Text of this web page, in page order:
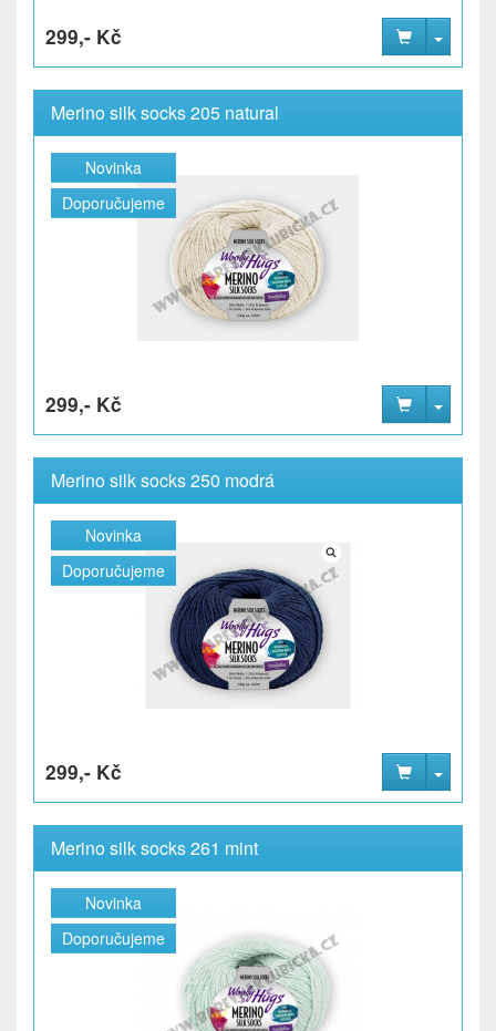
299,- Kč
Merino silk socks 205 natural
Novinka
Doporučujeme
299,- Kč
Merino silk socks 250 modrá
Novinka
Doporučujeme
299,- Kč
Merino silk socks 261 mint
Novinka
Doporučujeme